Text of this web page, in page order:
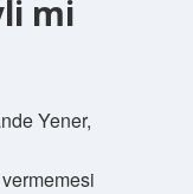
mi
Yener,